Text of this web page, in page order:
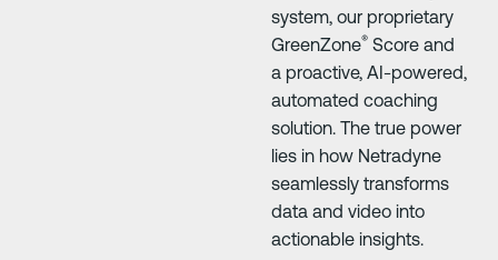
system, our proprietary
GreenZone® Score and
a proactive, AI-powered,
automated coaching
solution. The true power
lies in how Netradyne
seamlessly transforms
data and video into
actionable insights.